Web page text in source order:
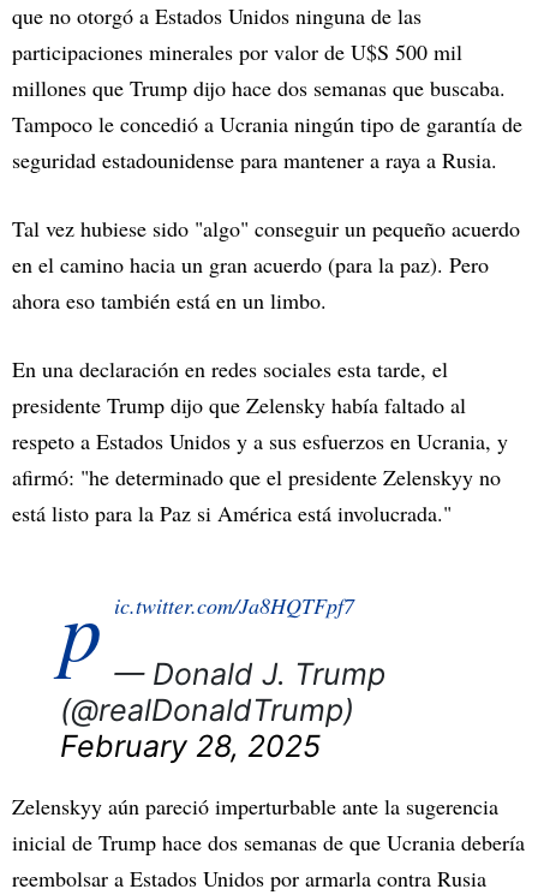
que no otorgó a Estados Unidos ninguna de las
participaciones minerales por valor de U$S 500 mil
millones que Trump dijo hace dos semanas que buscaba.
Tampoco le concedió a Ucrania ningún tipo de garantía de
seguridad estadounidense para mantener a raya a Rusia.
Tal vez hubiese sido "algo" conseguir un pequeño acuerdo
en el camino hacia un gran acuerdo (para la paz). Pero
ahora eso también está en un limbo.
En una declaración en redes sociales esta tarde, el
presidente Trump dijo que Zelensky había faltado al
respeto a Estados Unidos y a sus esfuerzos en Ucrania, y
afirmó: "he determinado que el presidente Zelenskyy no
está listo para la Paz si América está involucrada."
p ic.twitter.com/Ja8HQTFpf7
— Donald J. Trump
(@realDonaldTrump)
February 28, 2025
Zelenskyy aún pareció imperturbable ante la sugerencia
inicial de Trump hace dos semanas de que Ucrania debería
reembolsar a Estados Unidos por armarla contra Rusia